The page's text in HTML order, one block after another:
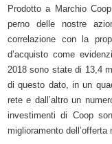
Prodotto a Marchio
perno delle nostre
correlazione con la
d’acquisto come
2018 sono state di 13,4
di questo dato, in un
rete e dall’altro un
investimenti di Coop
miglioramento dell’offerta